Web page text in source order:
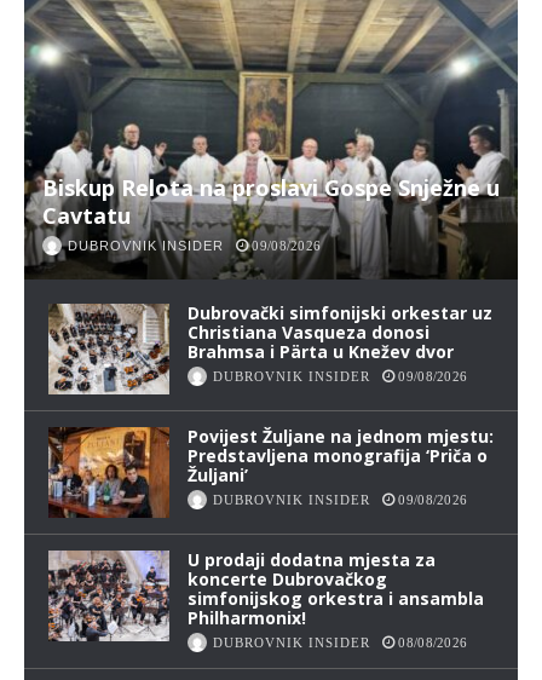
Biskup Relota na proslavi Gospe Snježne u
Cavtatu
DUBROVNIK INSIDER 09/08/2026
Dubrovački simfonijski orkestar uz
Christiana Vasqueza donosi
Brahmsa i Pärta u Knežev dvor
DUBROVNIK INSIDER 09/08/2026
Povijest Žuljane na jednom mjestu:
Predstavljena monografija ‘Priča o
Žuljani’
DUBROVNIK INSIDER 09/08/2026
U prodaji dodatna mjesta za
koncerte Dubrovačkog
simfonijskog orkestra i ansambla
Philharmonix!
DUBROVNIK INSIDER 08/08/2026